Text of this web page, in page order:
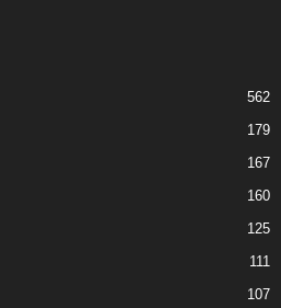
562
179
167
160
125
111
107